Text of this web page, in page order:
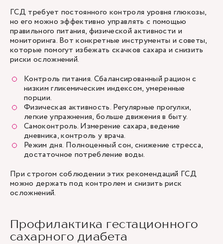
ГСД требует постоянного контроля уровня глюкозы,
но его можно эффективно управлять с помощью
правильного питания, физической активности и
мониторинга. Вот конкретные инструменты и советы,
которые помогут избежать скачков сахара и снизить
риски осложнений.
Контроль питания. Сбалансированный рацион с
низким гликемическим индексом, умеренные
порции.
Физическая активность. Регулярные прогулки,
легкие упражнения, больше движения в быту.
Самоконтроль. Измерение сахара, ведение
дневника, контроль у врача.
Режим дня. Полноценный сон, снижение стресса,
достаточное потребление воды.
При строгом соблюдении этих рекомендаций ГСД
можно держать под контролем и снизить риск
осложнений.
Профилактика гестационного
сахарного диабета